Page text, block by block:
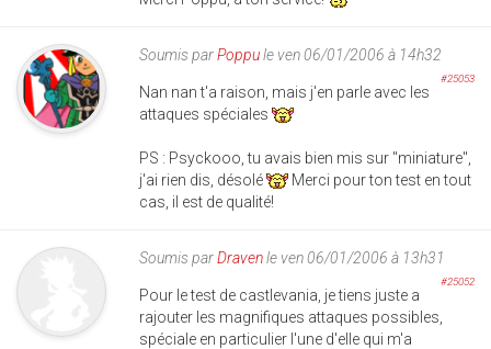
Soumis parPoppule ven 06/01/2006 à 14h32
#25053
Nan nan t'a raison, mais j'en parle avec les
attaques spéciales
PS : Psyckooo, tu avais bien mis sur "miniature",
j'ai rien dis, désolé
Merci pour ton test en tout
cas, il est de qualité!
Soumis parDravenle ven 06/01/2006 à 13h31
#25052
Pour le test de castlevania, je tiens juste a
rajouter les magnifiques attaques possibles,
spéciale en particulier l'une d'elle qui m'a